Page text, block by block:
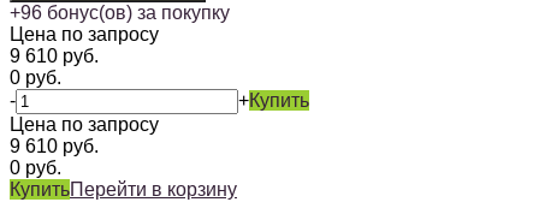
+96 бонус(ов) за покупку
Цена по запросу
9 610 руб.
0 руб.
-
+Купить
Цена по запросу
9 610 руб.
0 руб.
КупитьПерейти в корзину